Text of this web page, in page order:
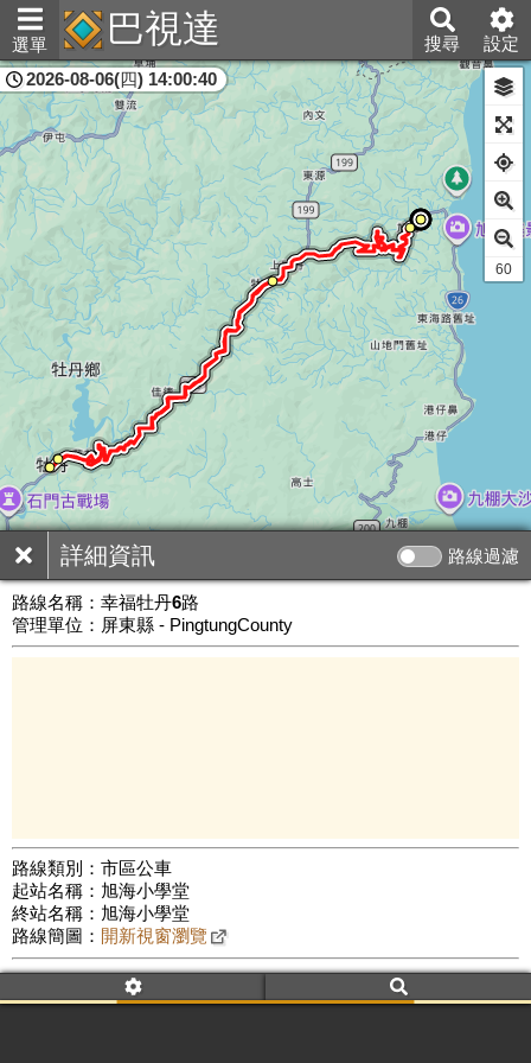
選單 巴視達 搜尋 設定
詳細資訊 路線過濾
路線名稱： 幸福牡丹6路
管理單位：屏東縣 - PingtungCounty
路線類別：市區公車
起站名稱：旭海小學堂
終站名稱：旭海小學堂
路線簡圖： 開新視窗瀏覽
附屬名稱：幸福牡丹6路
車頭描述：就學社福生活線
屏東縣
2026-08-06(四) 14:00:40
公車數量: 累計7417、上線6197
61